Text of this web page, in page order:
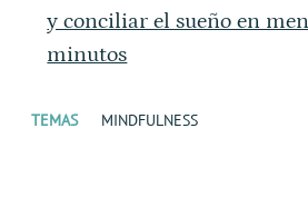
y conciliar el sueño en
minutos
TEMAS MINDFULNESS